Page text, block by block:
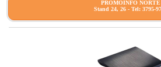
PROMOINFO NORTE
Stand 24, 26 - Tel: 3795-